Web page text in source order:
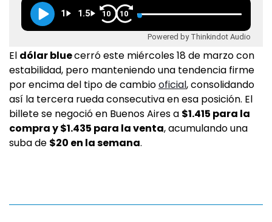
1 1.5 10 10
Powered by Thinkindot Audio
El dólar bluecerró este miércoles 18 de marzo con
estabilidad, pero manteniendo una tendencia firme
por encima del tipo de cambiooficial, consolidando
así la tercera rueda consecutiva en esa posición. El
billete se negoció en Buenos Aires a $1.415 para la
compra y $1.435 para la venta, acumulando una
suba de $20 en la semana.